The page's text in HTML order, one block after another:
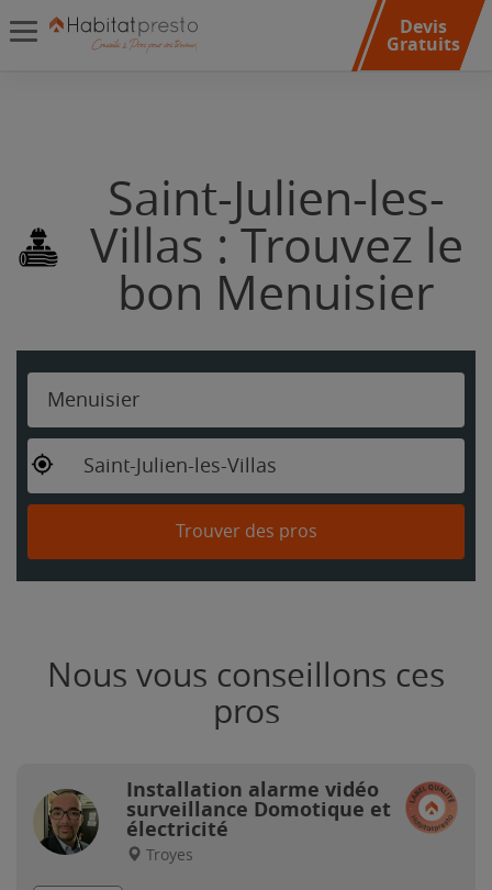
Devis
Gratuits
Saint-Julien-les-
Villas : Trouvez le
bon Menuisier
Menuisier
Saint-Julien-les-Villas
Trouver des pros
Nous vous conseillons ces
pros
Installation alarme vidéo
surveillance Domotique et
électricité
Troyes